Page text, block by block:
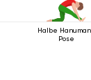
Halbe
Pose